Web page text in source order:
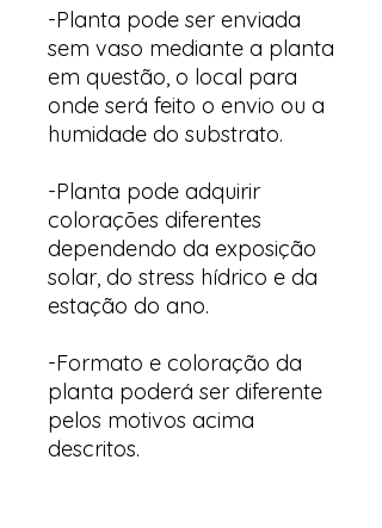
-Planta pode ser enviada
sem vaso mediante a planta
em questão, o local para
onde será feito o envio ou a
humidade do substrato.
-Planta pode adquirir
colorações diferentes
dependendo da exposição
solar, do stress hídrico e da
estação do ano.
-Formato e coloração da
planta poderá ser diferente
pelos motivos acima
descritos.